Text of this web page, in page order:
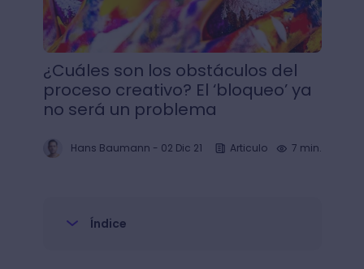
¿Cuáles son los obstáculos del
proceso creativo? El ‘bloqueo’ ya
no será un problema
Hans Baumann - 02 Dic 21 Articulo 7 min.
Índice